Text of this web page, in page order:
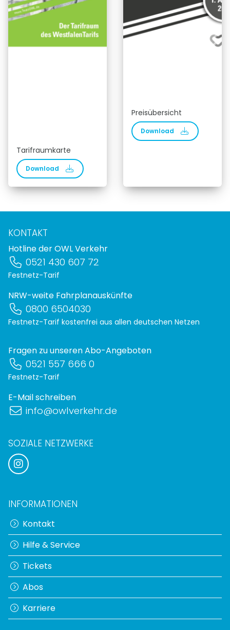
Tarifraumkarte
Download
Preisübersicht
Download
KONTAKT
Hotline der OWL Verkehr
0521 430 607 72
Festnetz-Tarif
NRW-weite Fahrplanauskünfte
0800 6504030
Festnetz-Tarif kostenfrei aus allen deutschen Netzen
Fragen zu unseren Abo-Angeboten
0521 557 666 0
Festnetz-Tarif
E-Mail schreiben
info@owlverkehr.de
SOZIALE NETZWERKE
INFORMATIONEN
Kontakt
Hilfe & Service
Tickets
Abos
Karriere